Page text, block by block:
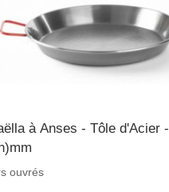
à Anses - Tôle d'Acier -
ouvrés